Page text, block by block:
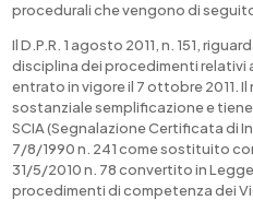
procedurali che vengono di
Il D.P.R. 1 agosto 2011, n. 151,
disciplina dei procedimenti relativi
entrato in vigore il 7 ottobre 2011.
sostanziale semplificazione e
SCIA (Segnalazione Certificata di
7/8/1990 n. 241 come sostituito
31/5/2010 n. 78 convertito in
procedimenti di competenza dei